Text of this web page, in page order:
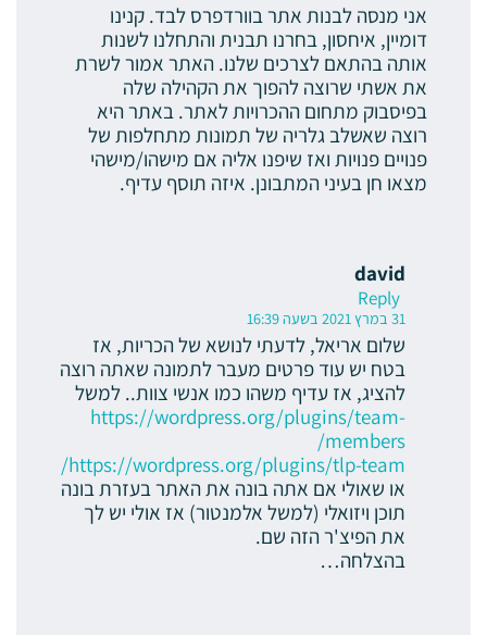
אני מנסה לבנות אתר בוורדפרס לבד. קנינו
דומיין, איחסון, בחרנו תבנית והתחלנו לשנות
אותה בהתאם לצרכים שלנו. האתר אמור לשרת
את אשתי שרוצה להפוך את הקהילה שלה
בפיסבוק מתחום ההכרויות לאתר. באתר היא
רוצה שאשלב גלריה של תמונות מתחלפות של
פנויים פנויות ואז שיפנו אליה אם מישהו/מישהי
מצאו חן בעיני המתבונן. איזה תוסף עדיף.
david
Reply
31 במרץ 2021 בשעה 16:39
שלום אריאל, לדעתי לנושא של הכריות, אז
בטח יש עוד פרטים מעבר לתמונה שאתה רוצה
להציג, אז עדיף משהו כמו אנשי צוות.. למשל
https://wordpress.org/plugins/team-
members/
https://wordpress.org/plugins/tlp-team/
או שאולי אם אתה בונה את האתר בעזרת בונה
תוכן ויזואלי (למשל אלמנטור) אז אולי יש לך
את הפיצ'ר הזה שם.
בהצלחה…